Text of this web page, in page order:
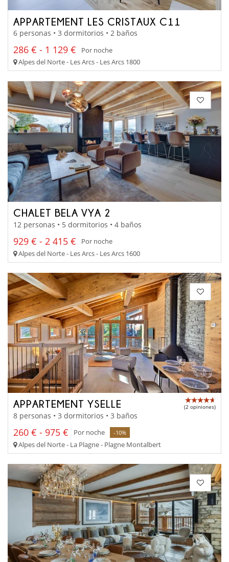
APPARTEMENT LES CRISTAUX C11
6 personas • 3 dormitorios • 2 baños
286 € - 1 129 €
Por noche
Alpes del Norte - Les Arcs - Les Arcs 1800
CHALET BELA VYA 2
12 personas • 5 dormitorios • 4 baños
929 € - 2 415 €
Por noche
Alpes del Norte - Les Arcs - Les Arcs 1600
APPARTEMENT YSELLE (2 opiniones)
8 personas • 3 dormitorios • 3 baños
260 € - 975 € Por noche -10%
Alpes del Norte - La Plagne - Plagne Montalbert